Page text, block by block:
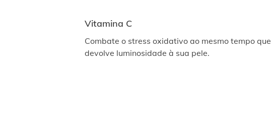
Vitamina C
Combate o stress oxidativo ao mesmo tempo que
devolve luminosidade à sua pele.